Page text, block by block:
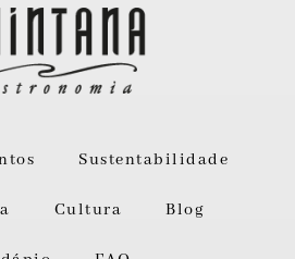
Sustentabilidade
Cultura Blog